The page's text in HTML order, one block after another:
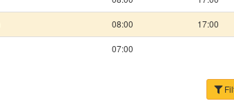
08:00 17:00
07:00